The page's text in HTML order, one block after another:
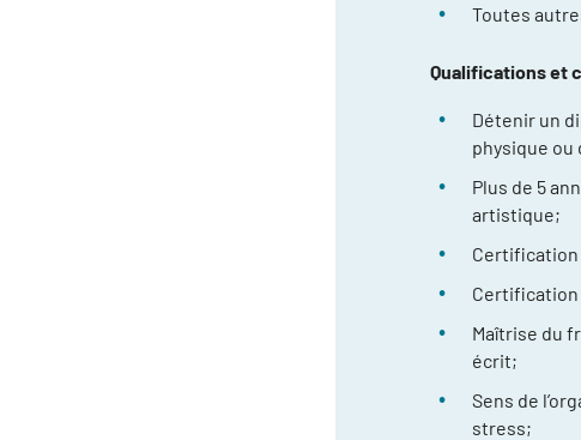
Toutes
Qualifications et
Détenir un
physique ou
Plus de 5
artistique;
Certification
Certification
Maîtrise du
écrit;
Sens de
stress;